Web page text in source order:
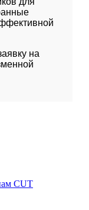
резки
деталей.
обработки
на
CUT